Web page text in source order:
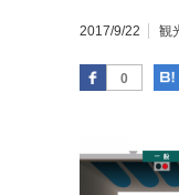
2017/9/22 観
0
Facebook